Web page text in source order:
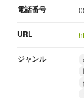
電話番号
URL
ジャンル